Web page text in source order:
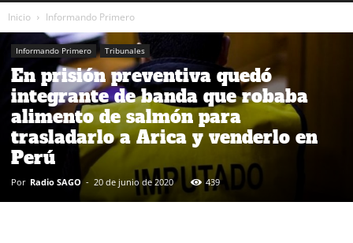
Inicio Informando Primero
Informando Primero Tribunales
En prisión preventiva quedó
integrante de banda que robaba
alimento de salmón para
trasladarlo a Arica y venderlo en
Perú
Por Radio SAGO - 20 de junio de 2020 439